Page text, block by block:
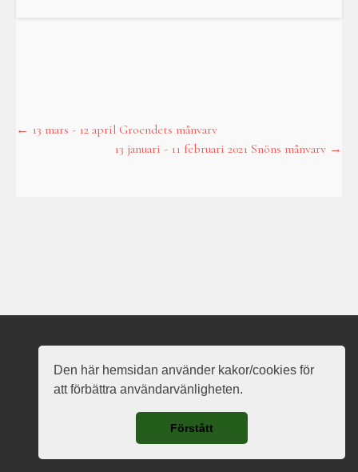
Den här hemsidan använder kakor/cookies för
att förbättra användarvänligheten.
Förstått
Post
← 13 mars - 12 april Groendets månvarv
13 januari - 11 februari 2021 Snöns månvarv →